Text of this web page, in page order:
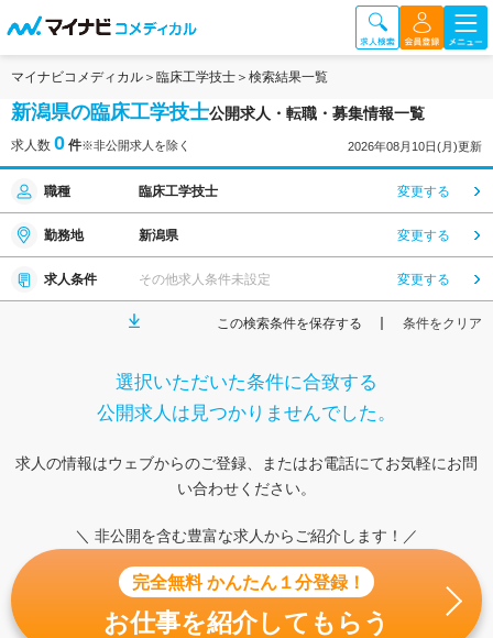
マイナビコメディカル 臨床工学技士 検索結果一覧
新潟県の臨床工学技士公開求人・転職・募集情報一覧
求人数 0 件※非公開求人を除く 2026年08月10日(月)更新
職種 臨床工学技士 変更する
勤務地 新潟県 変更する
求人条件 その他求人条件未設定 変更する
この検索条件を保存する 条件をクリア
選択いただいた条件に合致する
公開求人は見つかりませんでした。
求人の情報はウェブからのご登録、またはお電話にてお気軽にお問
い合わせください。
＼ 非公開を含む豊富な求人からご紹介します！／
完全無料 かんたん１分登録！
お仕事を紹介してもらう